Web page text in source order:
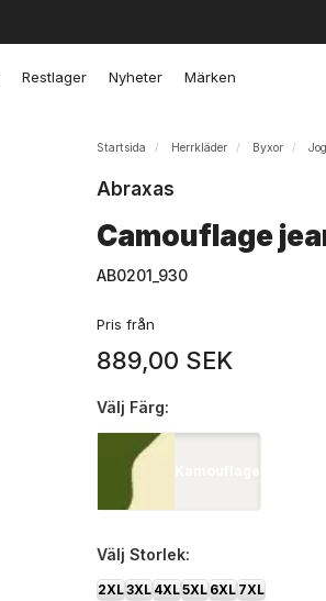
Restlager Nyheter Märken
Startsida Herrkläder Byxor
Abraxas
Camouflage
AB0201_930
Pris från
889,00 SEK
Välj Färg:
Kamouflage
Välj Storlek:
2XL3XL 4XL5XL 6XL 7XL